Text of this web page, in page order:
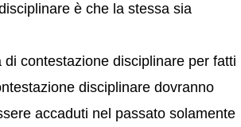
è che la stessa sia
contestazione disciplinare per fatti
disciplinare dovranno
accaduti nel passato solamente